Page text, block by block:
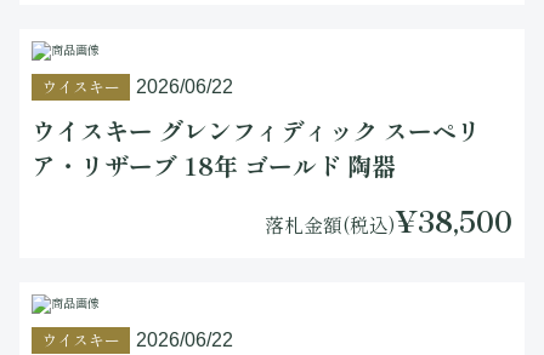
ウイスキー 2026/06/22
ウイスキー グレンフィディック スーペリ
ア・リザーブ 18年 ゴールド 陶器
落札金額(税込)¥38,500
ウイスキー 2026/06/22